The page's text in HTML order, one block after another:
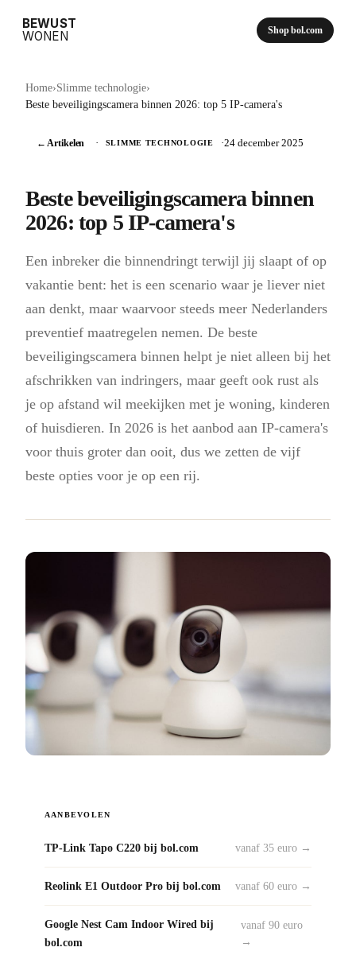
BEWUST
WONEN
Shop bol.com
Home›Slimme technologie›
Beste beveiligingscamera binnen 2026: top 5 IP-camera's
← Artikelen · SLIMME TECHNOLOGIE ·24 december 2025
Beste beveiligingscamera binnen
2026: top 5 IP-camera's
Een inbreker die binnendringt terwijl jij slaapt of op
vakantie bent: het is een scenario waar je liever niet
aan denkt, maar waarvoor steeds meer Nederlanders
preventief maatregelen nemen. De beste
beveiligingscamera binnen helpt je niet alleen bij het
afschrikken van indringers, maar geeft ook rust als
je op afstand wil meekijken met je woning, kinderen
of huisdieren. In 2026 is het aanbod aan IP-camera's
voor thuis groter dan ooit, dus we zetten de vijf
beste opties voor je op een rij.
AANBEVOLEN
TP-Link Tapo C220 bij bol.com vanaf 35 euro →
Reolink E1 Outdoor Pro bij bol.com vanaf 60 euro →
Google Nest Cam Indoor Wired bij
bol.com
vanaf 90 euro
→